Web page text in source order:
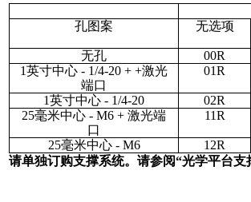
孔图案 无选项
无孔 00R
1英寸中心 - 1/4-20 + +激光
端口
01R
1英寸中心 - 1/4-20 02R
25毫米中心 - M6 + 激光端
口
11R
25毫米中心 - M6 12R
请单独订购支撑系统。请参阅“光学平台支